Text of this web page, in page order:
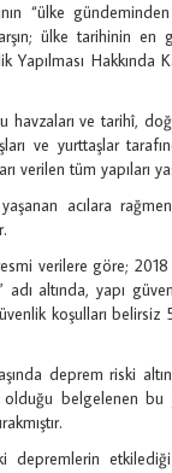
“ülke gündeminden
ülke tarihinin
Hakkında
havzaları ve tarihî,
ve yurttaşlar
verilen tüm yapıları
acılara
verilere göre;
adı altında, yapı
koşulları belirsiz
deprem riski
belgelenen bu
depremlerin